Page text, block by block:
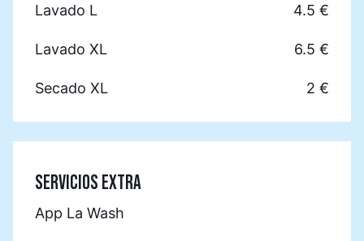
Lavado L 4.5 €
Lavado XL 6.5 €
Secado XL 2 €
SERVICIOS EXTRA
App La Wash